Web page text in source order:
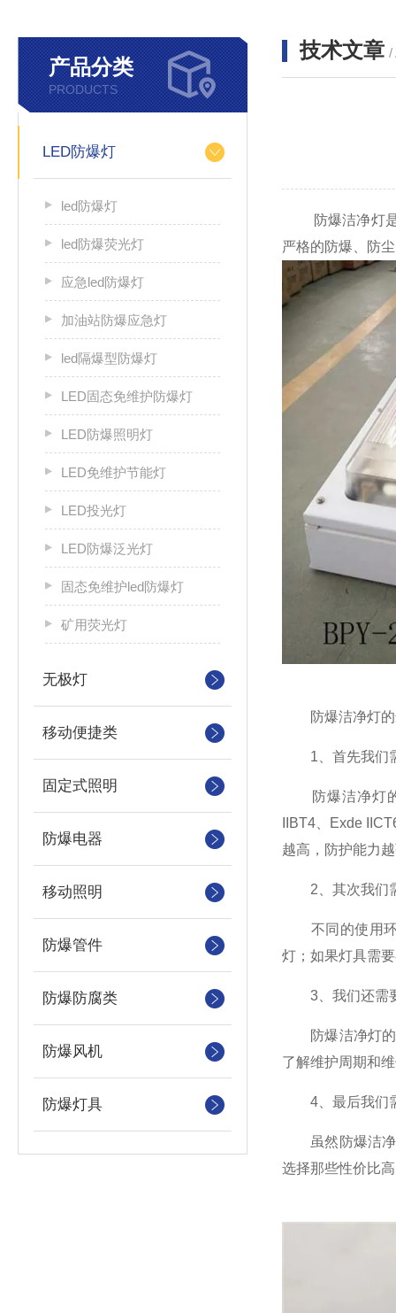
产品分类
PRODUCTS
LED防爆灯
led防爆灯
led防爆荧光灯
应急led防爆灯
加油站防爆应急灯
led隔爆型防爆灯
LED固态免维护防爆灯
LED防爆照明灯
LED免维护节能灯
LED投光灯
LED防爆泛光灯
固态免维护led防爆灯
矿用荧光灯
无极灯
移动便捷类
固定式照明
防爆电器
移动照明
防爆管件
防爆防腐类
防爆风机
防爆灯具
技术文章 /
防爆洁净灯是
严格的防爆、防
防爆洁净灯的
1、首先我们需
防爆洁净灯的
IIBT4、Exde
越高，防护能力
2、其次我们
不同的使用环
灯；如果灯具需
3、我们还需
防爆洁净灯的
了解维护周期和
4、最后我们
虽然防爆洁净
选择那些性价比